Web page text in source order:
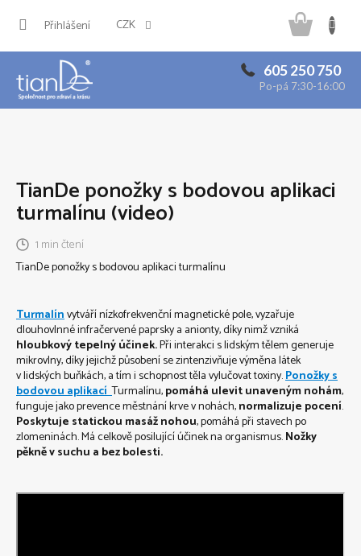
CZK
Přihlášení
605 250 750
Po-pá 7:30-16:00
košík
TianDe ponožky s bodovou aplikaci
turmalínu (video)
1 min čtení
TianDe ponožky s bodovou aplikaci turmalínu
Turmalínvytváří nízkofrekvenční magnetické pole, vyzařuje
dlouhovlnné infračervené paprsky a anionty, díky nimž vzniká
hloubkový tepelný účinek.Při interakci s lidským tělem generuje
mikrovlny, díky jejichž působení se zintenzivňuje výměna látek
v lidských buňkách, a tím i schopnost těla vylučovat toxiny.Ponožky s
bodovou aplikacíTurmalínu,pomáhá ulevit unaveným nohám,
funguje jako prevence městnání krve v nohách,normalizuje pocení.
Poskytuje statickou masáž nohou, pomáhá při stavech po
zlomeninách. Má celkově posilující účinek na organismus.Nožky
pěkně v suchu a bez bolesti.